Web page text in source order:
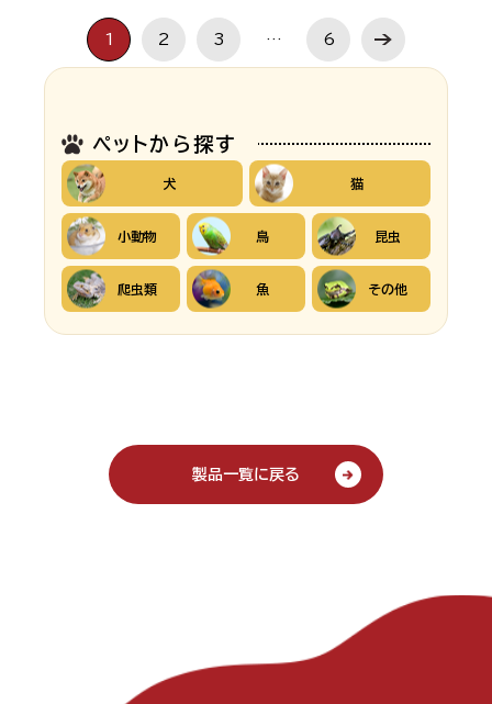
1 2 3 … 6
ペットから探す
犬 猫
小動物 鳥 昆虫
爬虫類 魚 その他
製品一覧に戻る